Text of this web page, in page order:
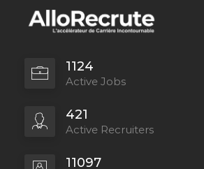
1124
Active Jobs
421
Active Recruiters
11097